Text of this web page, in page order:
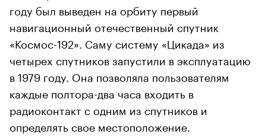
году был выведен на орбиту первый
навигационный отечественный спутник
«Космос-192». Саму систему «Цикада» из
четырех спутников запустили в эксплуатацию
в 1979 году. Она позволяла пользователям
каждые полтора-два часа входить в
радиоконтакт с одним из спутников и
определять свое местоположение.